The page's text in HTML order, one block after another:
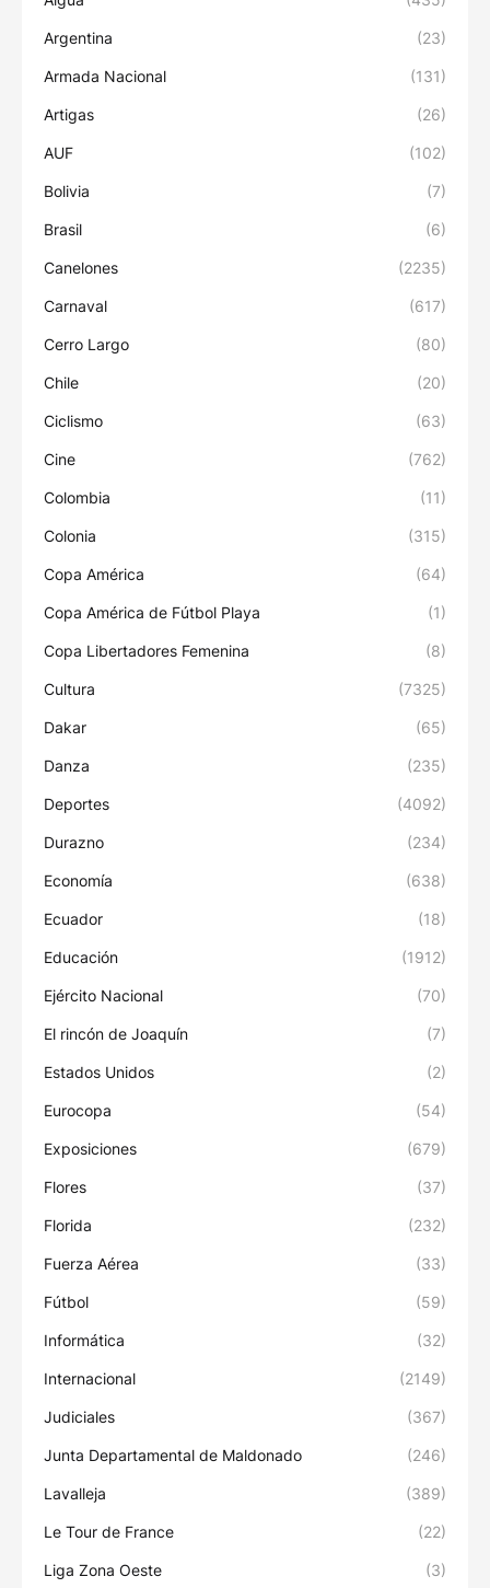
Argentina (23)
Armada Nacional (131)
Artigas (26)
AUF (102)
Bolivia (7)
Brasil (6)
Canelones (2235)
Carnaval (617)
Cerro Largo (80)
Chile (20)
Ciclismo (63)
Cine (762)
Colombia (11)
Colonia (315)
Copa América (64)
Copa América de Fútbol Playa (1)
Copa Libertadores Femenina (8)
Cultura (7325)
Dakar (65)
Danza (235)
Deportes (4092)
Durazno (234)
Economía (638)
Ecuador (18)
Educación (1912)
Ejército Nacional (70)
El rincón de Joaquín (7)
Estados Unidos (2)
Eurocopa (54)
Exposiciones (679)
Flores (37)
Florida (232)
Fuerza Aérea (33)
Fútbol (59)
Informática (32)
Internacional (2149)
Judiciales (367)
Junta Departamental de Maldonado (246)
Lavalleja (389)
Le Tour de France (22)
Liga Zona Oeste (3)